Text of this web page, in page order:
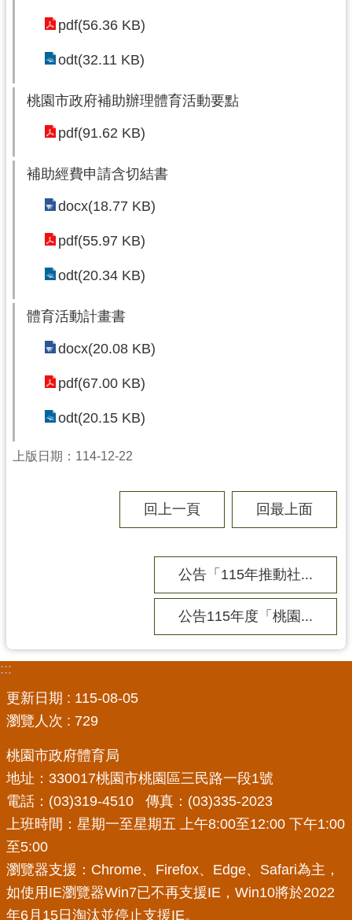
pdf(56.36 KB)
odt(32.11 KB)
桃園市政府補助辦理體育活動要點
pdf(91.62 KB)
補助經費申請含切結書
docx(18.77 KB)
pdf(55.97 KB)
odt(20.34 KB)
體育活動計畫書
docx(20.08 KB)
pdf(67.00 KB)
odt(20.15 KB)
上版日期：114-12-22
回上一頁 回最上面
公告「115年推動社...
公告115年度「桃園...
:::
更新日期
115-08-05
瀏覽人次
729
桃園市政府體育局
地址：330017桃園市桃園區三民路一段1號
電話：(03)319-4510 傳真：(03)335-2023
上班時間：星期一至星期五 上午8:00至12:00 下午1:00
至5:00
瀏覽器支援：Chrome、Firefox、Edge、Safari為主，
如使用IE瀏覽器Win7已不再支援IE，Win10將於2022
年6月15日淘汰並停止支援IE。